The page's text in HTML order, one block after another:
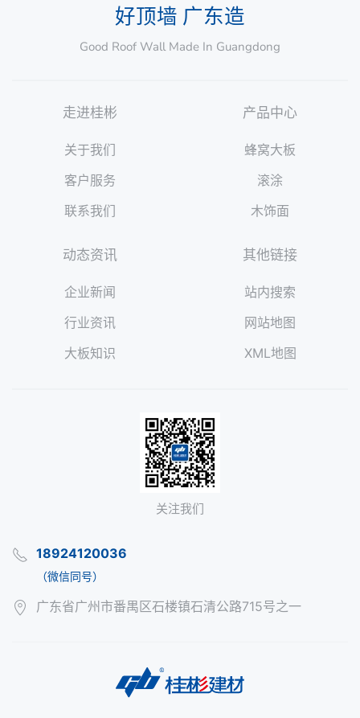
好顶墙 广东造
Good Roof Wall Made In Guangdong
走进桂彬
关于我们
客户服务
联系我们
产品中心
蜂窝大板
滚涂
木饰面
动态资讯
企业新闻
行业资讯
大板知识
其他链接
站内搜索
网站地图
XML地图
关注我们
18924120036
（微信同号）
广东省广州市番禺区石楼镇石清公路715号之一